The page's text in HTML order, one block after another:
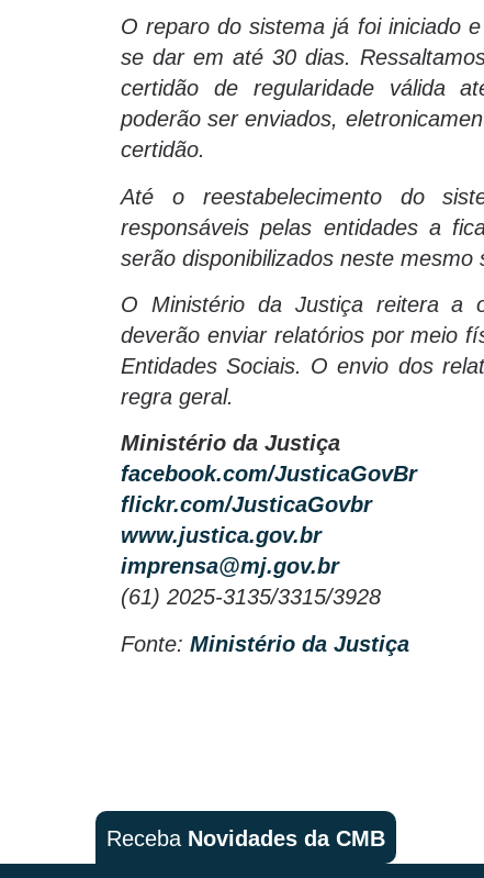
O reparo do sistema já foi iniciado
se dar em até 30 dias.
certidão de regularidade válida
poderão ser enviados,
certidão.
Até o reestabelecimento do
responsáveis pelas entidades a
serão disponibilizados neste mesmo
O Ministério da Justiça reitera a
deverão enviar relatórios por meio
Entidades Sociais. O envio dos
regra geral.
Ministério da Justiça
facebook.com/JusticaGovBr
flickr.com/JusticaGovbr
www.justica.gov.br
imprensa@mj.gov.br
(61) 2025-3135/3315/3928
Fonte: Ministério da Justiça
Receba Novidades da CMB